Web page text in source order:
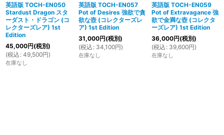
英語版 TOCH-EN050
Stardust Dragon スタ
ーダスト・ドラゴン (コ
レクターズレア) 1st
Edition
45,000円(税別)
(税込 : 49,500円)
在庫なし
英語版 TOCH-EN057
Pot of Desires 強欲で貪
欲な壺 (コレクターズレ
ア) 1st Edition
31,000円(税別)
(税込 : 34,100円)
在庫なし
英語版 TOCH-EN059
Pot of Extravagance 強
欲で金満な壺 (コレクタ
ーズレア) 1st Edition
36,000円(税別)
(税込 : 39,600円)
在庫なし